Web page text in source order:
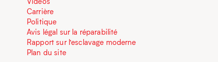
Carrière
Politique
Avis légal sur la réparabilité
Rapport sur l’esclavage moderne
Plan du site